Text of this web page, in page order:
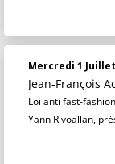
Mercredi 1
Jean-François
Loi anti fast-
Yann Rivoallan,